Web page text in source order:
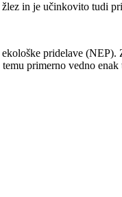
in je učinkovito tudi
pridelave
primerno vedno